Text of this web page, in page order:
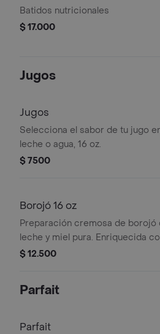
Batidos nutricionales
$ 17.000
Jugos
Jugos
Selecciona el sabor de tu jugo
leche o agua, 16 oz.
$ 7500
Borojó 16 oz
Preparación cremosa de borojó
leche y miel pura. Enriquecida
sabor clásico del Milo y cola
$ 12.500
Parfait
Parfait